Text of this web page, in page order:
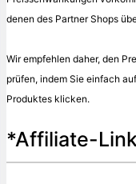
denen des Partner Shops
Wir empfehlen daher, den
prüfen, indem Sie einfach
Produktes klicken.
*Affiliate-